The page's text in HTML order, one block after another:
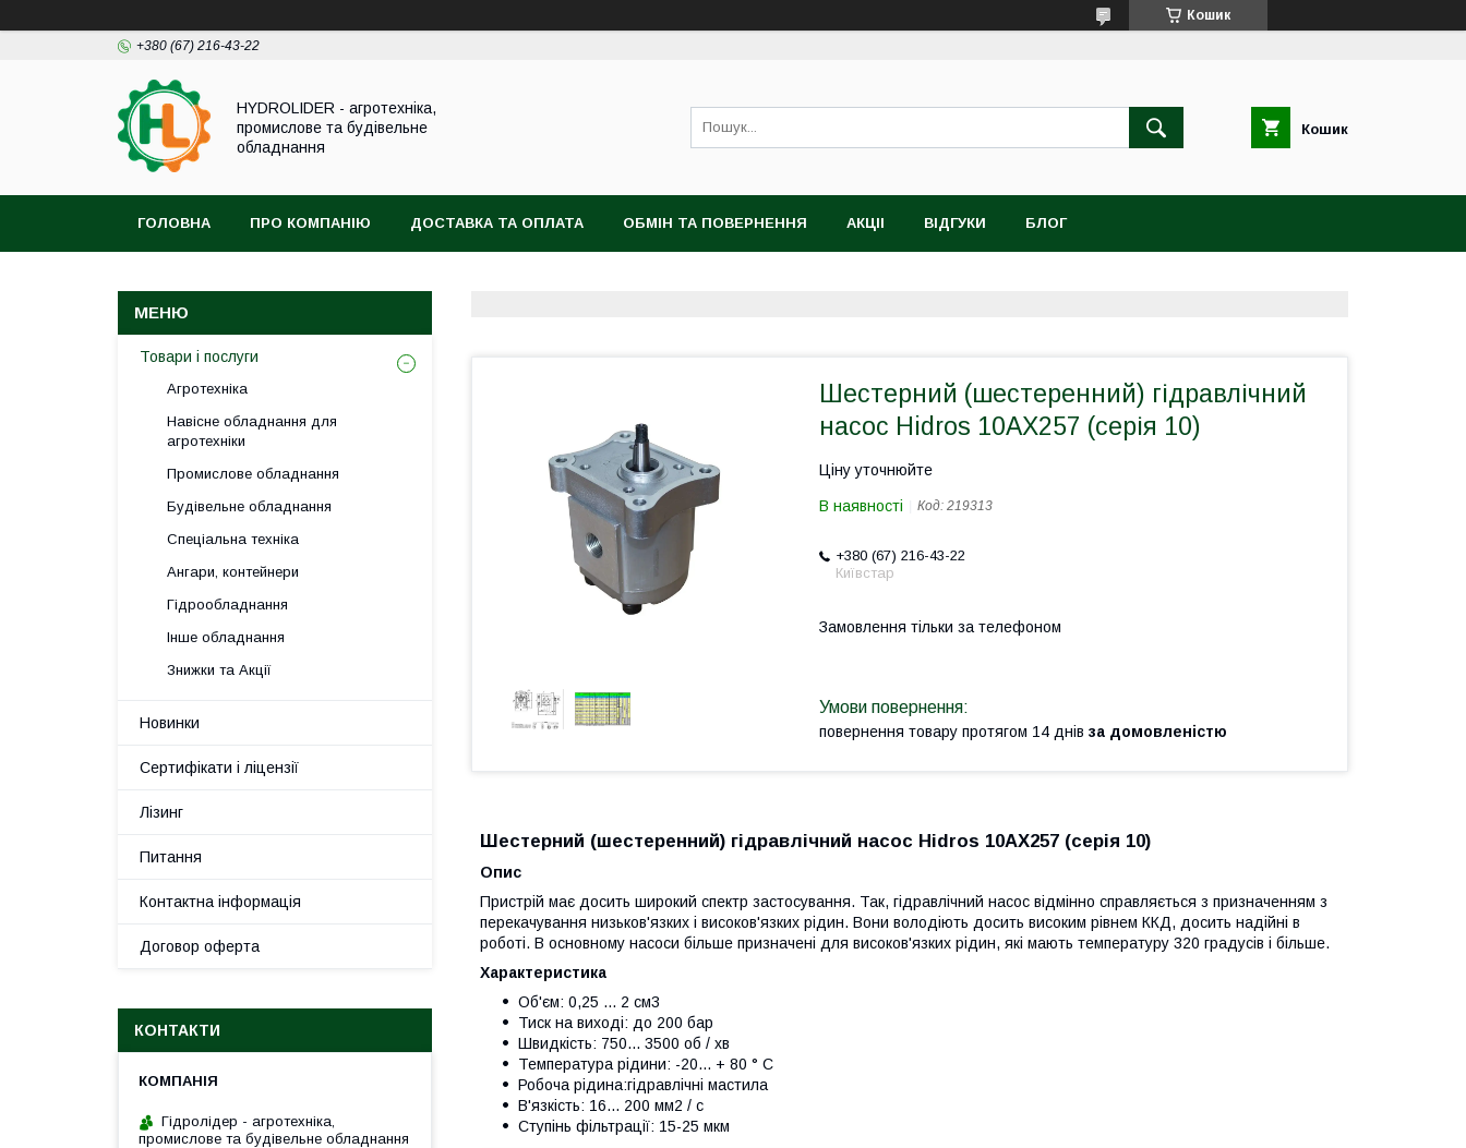
Кошик
+380 (67) 216-43-22
HYDROLIDER - агротехніка,
промислове та будівельне
обладнання
Кошик
ГОЛОВНА ПРО КОМПАНІЮ ДОСТАВКА ТА ОПЛАТА ОБМІН ТА ПОВЕРНЕННЯ АКЦІІ ВІДГУКИ БЛОГ
Шестерний (шестеренний) гідравлічний
насос Hidros 10АХ257 (серія 10)
Ціну уточнюйте
В наявності Код: 219313
+380 (67) 216-43-22
Київстар
Замовлення тільки за телефоном
повернення товару протягом 14 днів за домовленістю
Шестерний (шестеренний) гідравлічний насос Hidros 10АХ257 (серія 10)
Опис
Пристрій має досить широкий спектр застосування. Так, гідравлічний насос відмінно справляється з призначенням з
перекачування низьков'язких і високов'язких рідин. Вони володіють досить високим рівнем ККД, досить надійні в
роботі. В основному насоси більше призначені для високов'язких рідин, які мають температуру 320 градусів і більше.
Характеристика
Об'єм: 0,25 ... 2 см3
Тиск на виході: до 200 бар
Швидкість: 750... 3500 об / хв
Температура рідини: -20... + 80 ° C
Робоча рідина:гідравлічні мастила
В'язкість: 16... 200 мм2 / с
Ступінь фільтрації: 15-25 мкм
Товари і послуги
Агротехніка
Навісне обладнання для
агротехніки
Промислове обладнання
Будівельне обладнання
Спеціальна техніка
Ангари, контейнери
Гідрообладнання
Інше обладнання
Знижки та Акції
Новинки
Сертифікати і ліцензії
Лізинг
Питання
Контактна інформація
Договор оферта
КОНТАКТИ
Гідролідер - агротехніка,
промислове та будівельне обладнання